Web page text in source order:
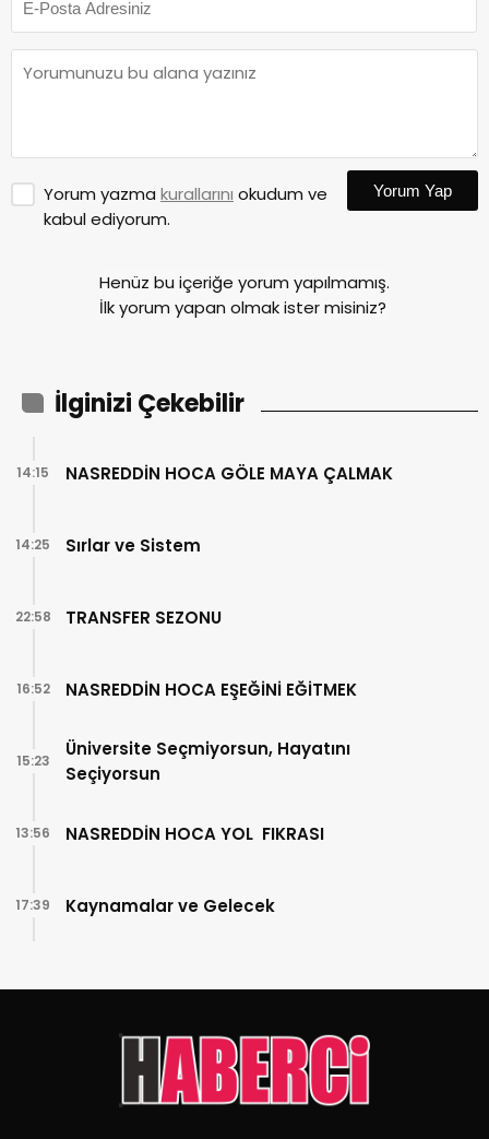
Yorum yazma kurallarını okudum ve
kabul ediyorum.
Yorum Yap
Henüz bu içeriğe yorum yapılmamış.
İlk yorum yapan olmak ister misiniz?
İlginizi Çekebilir
NASREDDİN HOCA GÖLE MAYA ÇALMAK
14:15
Sırlar ve Sistem
14:25
TRANSFER SEZONU
22:58
NASREDDİN HOCA EŞEĞİNİ EĞİTMEK
16:52
Üniversite Seçmiyorsun, Hayatını
Seçiyorsun
15:23
NASREDDİN HOCA YOL FIKRASI
13:56
Kaynamalar ve Gelecek
17:39